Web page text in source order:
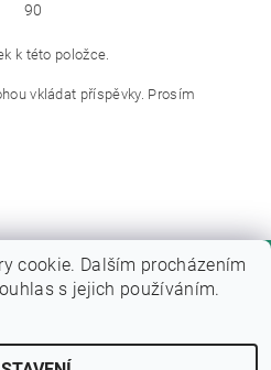
90
k této položce.
vkládat příspěvky. Prosím
cookie. Dalším procházením
s jejich používáním.